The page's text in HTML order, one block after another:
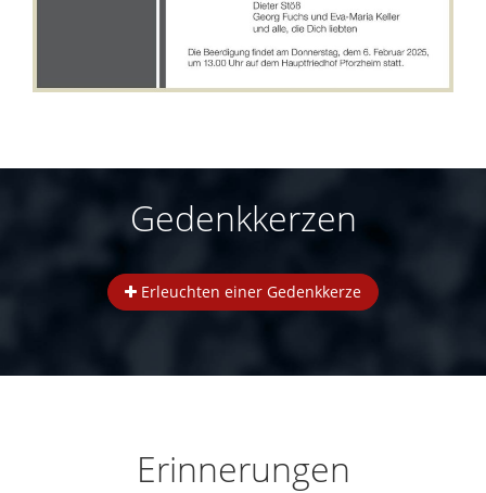
Gedenkkerzen
Erleuchten einer Gedenkkerze
Erinnerungen